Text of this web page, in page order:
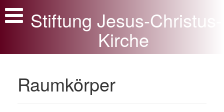
Aktuelles und Begrüßung
Steuertipp
Stiftung Jesus-Christus-
Kirche
Raumkörper